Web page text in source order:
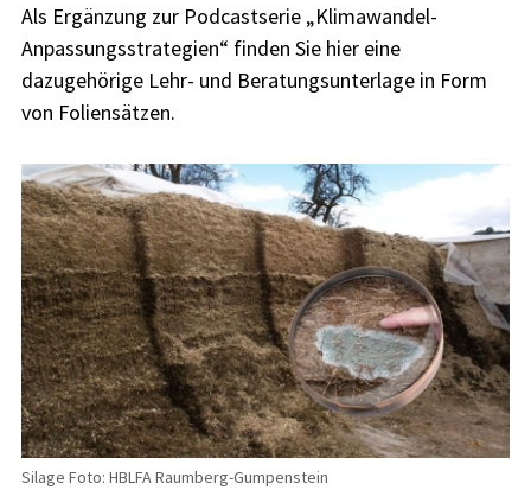
Als Ergänzung zur Podcastserie „Klimawandel-
Anpassungsstrategien“ finden Sie hier eine
dazugehörige Lehr- und Beratungsunterlage in Form
von Foliensätzen.
Silage Foto: HBLFA Raumberg-Gumpenstein